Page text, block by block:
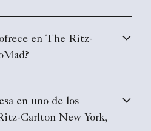
en The Ritz-
en uno de los
Carlton New York,